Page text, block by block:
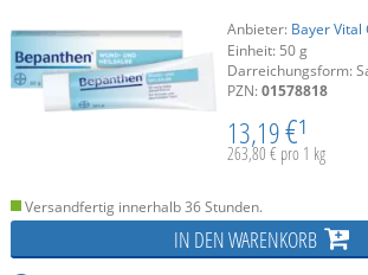
Anbieter: Bayer Vital
Einheit: 50g
Darreichungsform:
PZN:01578818
13,19€¹
263,80 € pro 1 kg
Versandfertig innerhalb 36 Stunden.
IN DEN WARENKORB